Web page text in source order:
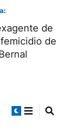
de
de